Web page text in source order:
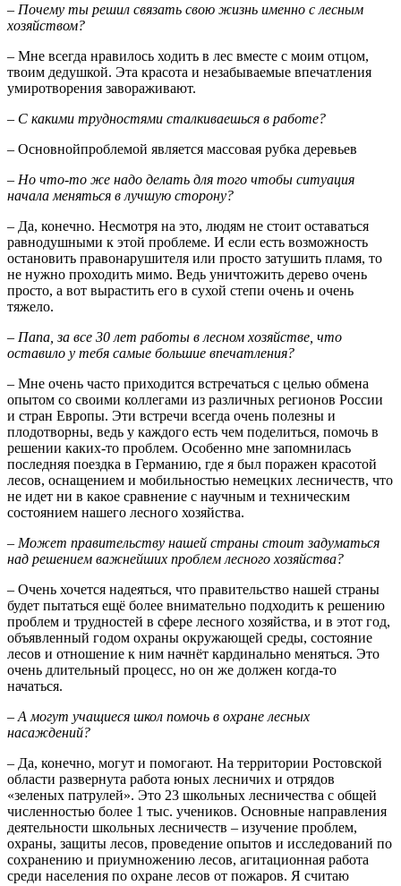
– Почему ты решил связать свою жизнь именно с лесным
хозяйством?
– Мне всегда нравилось ходить в лес вместе с моим отцом,
твоим дедушкой. Эта красота и незабываемые впечатления
умиротворения завораживают.
– С какими трудностями сталкиваешься в работе?
– Основнойпроблемой является массовая рубка деревьев
– Но что-то же надо делать для того чтобы ситуация
начала меняться в лучшую сторону?
– Да, конечно. Несмотря на это, людям не стоит оставаться
равнодушными к этой проблеме. И если есть возможность
остановить правонарушителя или просто затушить пламя, то
не нужно проходить мимо. Ведь уничтожить дерево очень
просто, а вот вырастить его в сухой степи очень и очень
тяжело.
– Папа, за все 30 лет работы в лесном хозяйстве, что
оставило у тебя самые большие впечатления?
– Мне очень часто приходится встречаться с целью обмена
опытом со своими коллегами из различных регионов России
и стран Европы. Эти встречи всегда очень полезны и
плодотворны, ведь у каждого есть чем поделиться, помочь в
решении каких-то проблем. Особенно мне запомнилась
последняя поездка в Германию, где я был поражен красотой
лесов, оснащением и мобильностью немецких лесничеств, что
не идет ни в какое сравнение с научным и техническим
состоянием нашего лесного хозяйства.
– Может правительству нашей страны стоит задуматься
над решением важнейших проблем лесного хозяйства?
– Очень хочется надеяться, что правительство нашей страны
будет пытаться ещё более внимательно подходить к решению
проблем и трудностей в сфере лесного хозяйства, и в этот год,
объявленный годом охраны окружающей среды, состояние
лесов и отношение к ним начнёт кардинально меняться. Это
очень длительный процесс, но он же должен когда-то
начаться.
– А могут учащиеся школ помочь в охране лесных
насаждений?
– Да, конечно, могут и помогают. На территории Ростовской
области развернута работа юных лесничих и отрядов
«зеленых патрулей». Это 23 школьных лесничества с общей
численностью более 1 тыс. учеников. Основные направления
деятельности школьных лесничеств – изучение проблем,
охраны, защиты лесов, проведение опытов и исследований по
сохранению и приумножению лесов, агитационная работа
среди населения по охране лесов от пожаров. Я считаю